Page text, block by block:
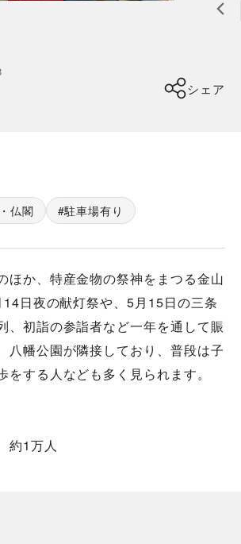
シェア
仏閣 駐車場有り
ほか、特産金物の祭神をまつる金山
日夜の献灯祭や、5月15日の三条
、初詣の参詣者など一年を通して賑
八幡公園が隣接しており、普段は子
をする人なども多く見られます。
約1万人